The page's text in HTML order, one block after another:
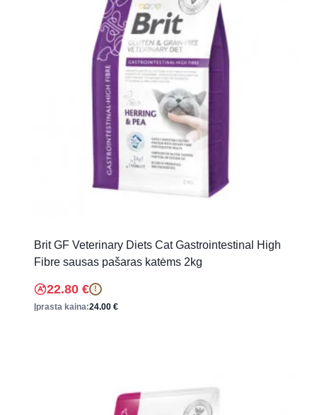
Brit GF Veterinary Diets Cat Gastrointestinal High
Fibre sausas pašaras katėms 2kg
22.80 € !
Įprasta kaina:24.00 €